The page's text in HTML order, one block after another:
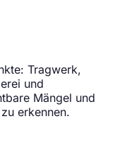
Tragwerk,
und
Mängel und
erkennen.